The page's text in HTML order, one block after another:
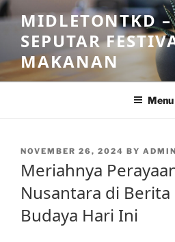
Skip
to
content
MIDLETONTKD
SEPUTAR
MAKANAN
Menu
POSTED
NOVEMBER 26, 2024 BY
Meriahnya
Nusantara di Berita
Budaya Hari Ini